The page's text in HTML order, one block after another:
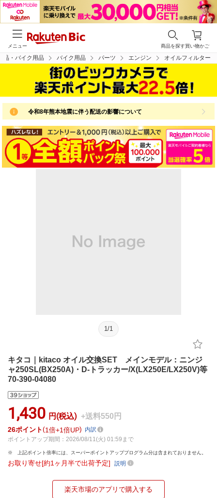
買い物かご
商品を探す
メニュー
品・バイク用品 バイク用品 パーツ エンジン オイルフィルター
令和8年熊本地震に伴う配送の影響について
1 /1
キタコ｜kitaco オイル交換SET メインモデル：ニンジ
ャ250SL(BX250A)・D-トラッカー/X(LX250E/LX250V)等
70-390-04080
1,430 円(税込) +送料550円
26ポイント 1倍 1倍UP
内訳
ポイントアップ期間：2026/08/11(火) 01:59まで
上記ポイント倍率には、スーパーポイントアッププログラム分は含まれておりません。
お取り寄せ[約1ヶ月半で出荷予定] 説明
楽天市場のアプリで購入する